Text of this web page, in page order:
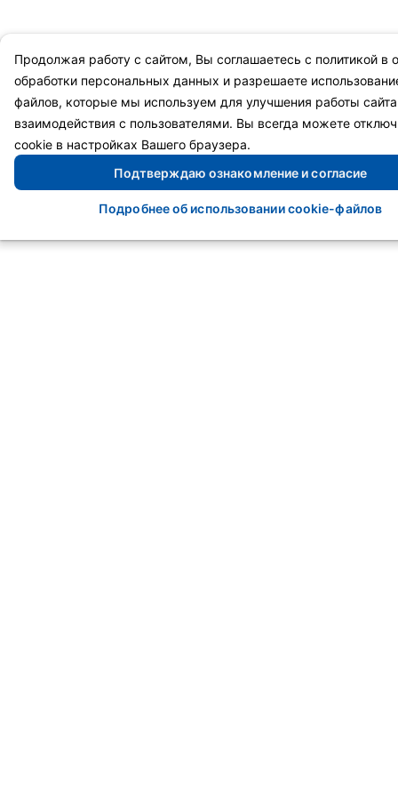
Продолжая работу с сайтом, Вы соглашаетесь с политикой в
обработки персональных данных и разрешаете
файлов, которые мы используем для улучшения работы сайта
взаимодействия с пользователями. Вы всегда можете
cookie в настройках Вашего браузера.
Подтверждаю ознакомление и согласие
Подробнее об использовании cookie-файлов